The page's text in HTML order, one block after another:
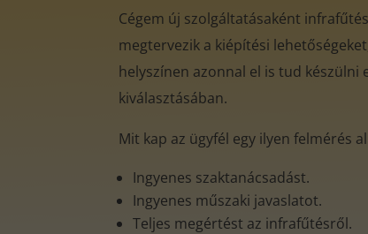
Cégem új szolgáltatásaként
megtervezik a kiépítési
helyszínen azonnal el is tud
kiválasztásában.
Mit kap az ügyfél egy ilyen felmérés
Ingyenes szaktanácsadást.
Ingyenes műszaki javaslatot.
Teljes megértést az infrafűtésről.